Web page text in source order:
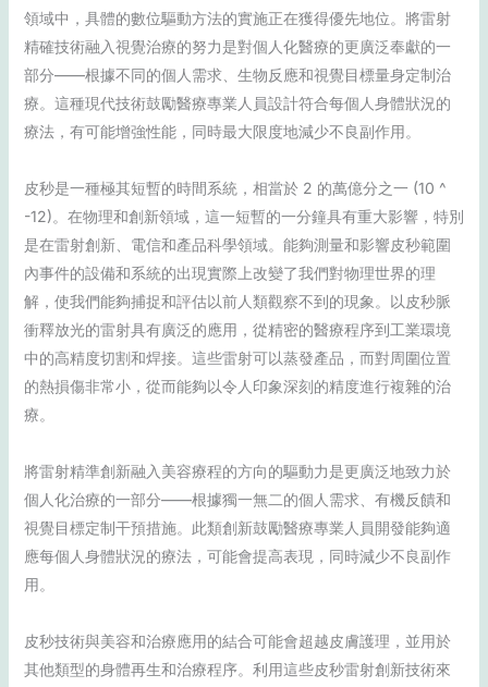
領域中，具體的數位驅動方法的實施正在獲得優先地位。將雷射
精確技術融入視覺治療的努力是對個人化醫療的更廣泛奉獻的一
部分——根據不同的個人需求、生物反應和視覺目標量身定制治
療。這種現代技術鼓勵醫療專業人員設計符合每個人身體狀況的
療法，有可能增強性能，同時最大限度地減少不良副作用。
皮秒是一種極其短暫的時間系統，相當於 2 的萬億分之一 (10 ^
-12)。在物理和創新領域，這一短暫的一分鐘具有重大影響，特別
是在雷射創新、電信和產品科學領域。能夠測量和影響皮秒範圍
內事件的設備和系統的出現實際上改變了我們對物理世界的理
解，使我們能夠捕捉和評估以前人類觀察不到的現象。以皮秒脈
衝釋放光的雷射具有廣泛的應用，從精密的醫療程序到工業環境
中的高精度切割和焊接。這些雷射可以蒸發產品，而對周圍位置
的熱損傷非常小，從而能夠以令人印象深刻的精度進行複雜的治
療。
將雷射精準創新融入美容療程的方向的驅動力是更廣泛地致力於
個人化治療的一部分——根據獨一無二的個人需求、有機反饋和
視覺目標定制干預措施。此類創新鼓勵醫療專業人員開發能夠適
應每個人身體狀況的療法，可能會提高表現，同時減少不良副作
用。
皮秒技術與美容和治療應用的結合可能會超越皮膚護理，並用於
其他類型的身體再生和治療程序。利用這些皮秒雷射創新技術來